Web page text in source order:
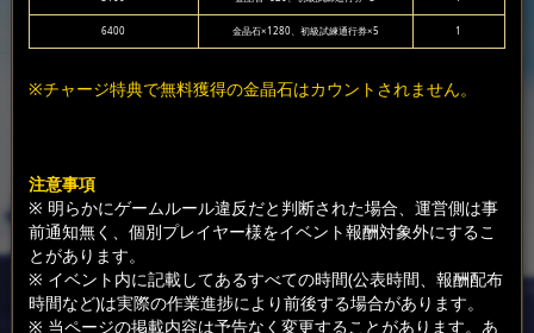
6400 金晶石×1280、初級試練通行券×5 1
※チャージ特典で無料獲得の金晶石はカウントされません。
注意事項
※ 明らかにゲームルール違反だと判断された場合、運営側は事
前通知無く、個別プレイヤー様をイベント報酬対象外にするこ
とがあります。
※ イベント内に記載してあるすべての時間(公表時間、報酬配布
時間など)は実際の作業進捗により前後する場合があります。
※ 当ページの掲載内容は予告なく変更することがあります。あ